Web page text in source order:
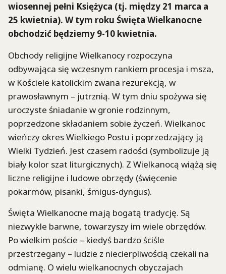
wiosennej pełni Księżyca (tj. między 21 marca a
25 kwietnia). W tym roku Święta Wielkanocne
obchodzić będziemy 9-10 kwietnia.
Obchody religijne Wielkanocy rozpoczyna
odbywająca się wczesnym rankiem procesja i msza,
w Kościele katolickim zwana rezurekcją, w
prawosławnym – jutrznią. W tym dniu spożywa się
uroczyste śniadanie w gronie rodzinnym,
poprzedzone składaniem sobie życzeń. Wielkanoc
wieńczy okres Wielkiego Postu i poprzedzający ją
Wielki Tydzień. Jest czasem radości (symbolizuje ją
biały kolor szat liturgicznych). Z Wielkanocą wiążą się
liczne religijne i ludowe obrzędy (święcenie
pokarmów, pisanki, śmigus-dyngus).
Święta Wielkanocne mają bogatą tradycję. Są
niezwykle barwne, towarzyszy im wiele obrzędów.
Po wielkim poście – kiedyś bardzo ściśle
przestrzegany – ludzie z niecierpliwością czekali na
odmianę. O wielu wielkanocnych obyczajach